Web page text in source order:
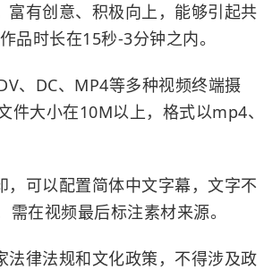
有创意、积极向上，能够引起共
品时长在15秒-3分钟之内。
、DC、MP4等多种视频终端摄
大小在10M以上，格式以mp4、
可以配置简体中文字幕，文字不
在视频最后标注素材来源。
律法规和文化政策，不得涉及政